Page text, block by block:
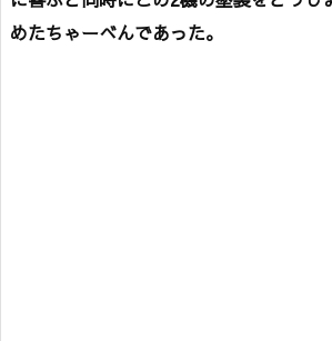
めたちゃーべんであった。